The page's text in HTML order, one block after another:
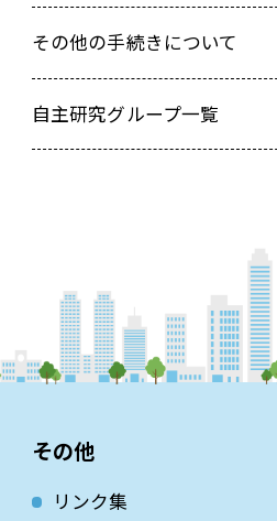
類取寄せフォーム
その他の手続きについて
自主研究グループ一覧
その他
リンク集